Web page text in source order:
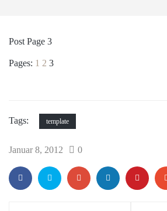
Post Page 3
Pages: 1 2 3
Tags: template
Januar 8, 2012 0